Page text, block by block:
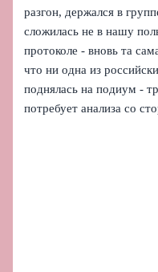
разгон, держался в
сложилась не в нашу
протоколе - вновь та
что ни одна из
поднялась на подиум -
потребует анализа со